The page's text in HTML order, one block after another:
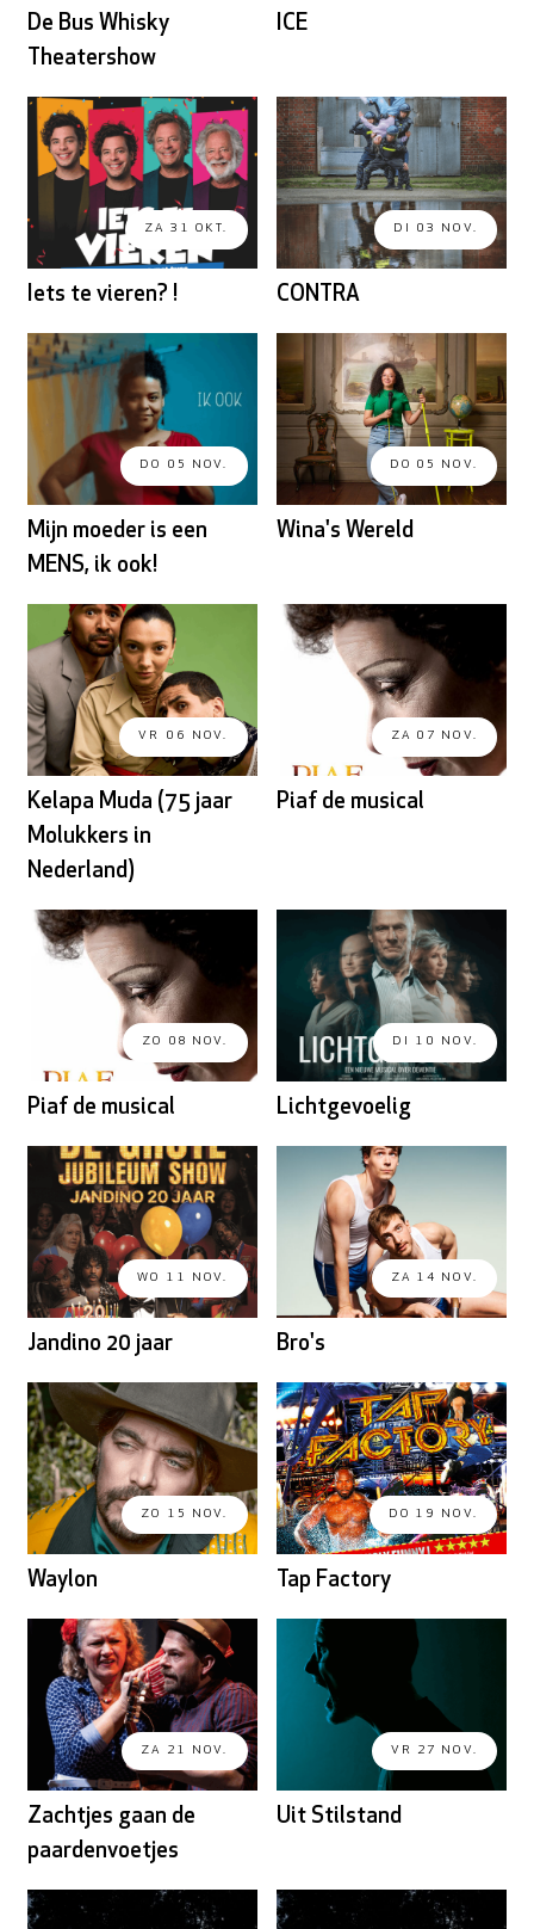
De Bus Whisky
Theatershow
ICE
ZA 31 OKT.
Iets te vieren? !
DI 03 NOV.
CONTRA
DO 05 NOV.
Mijn moeder is een
MENS, ik ook!
DO 05 NOV.
Wina's Wereld
VR 06 NOV.
Kelapa Muda (75 jaar
Molukkers in
Nederland)
ZA 07 NOV.
Piaf de musical
ZO 08 NOV.
Piaf de musical
DI 10 NOV.
Lichtgevoelig
WO 11 NOV.
Jandino 20 jaar
ZA 14 NOV.
Bro's
ZO 15 NOV.
Waylon
DO 19 NOV.
Tap Factory
ZA 21 NOV.
Zachtjes gaan de
paardenvoetjes
VR 27 NOV.
Uit Stilstand